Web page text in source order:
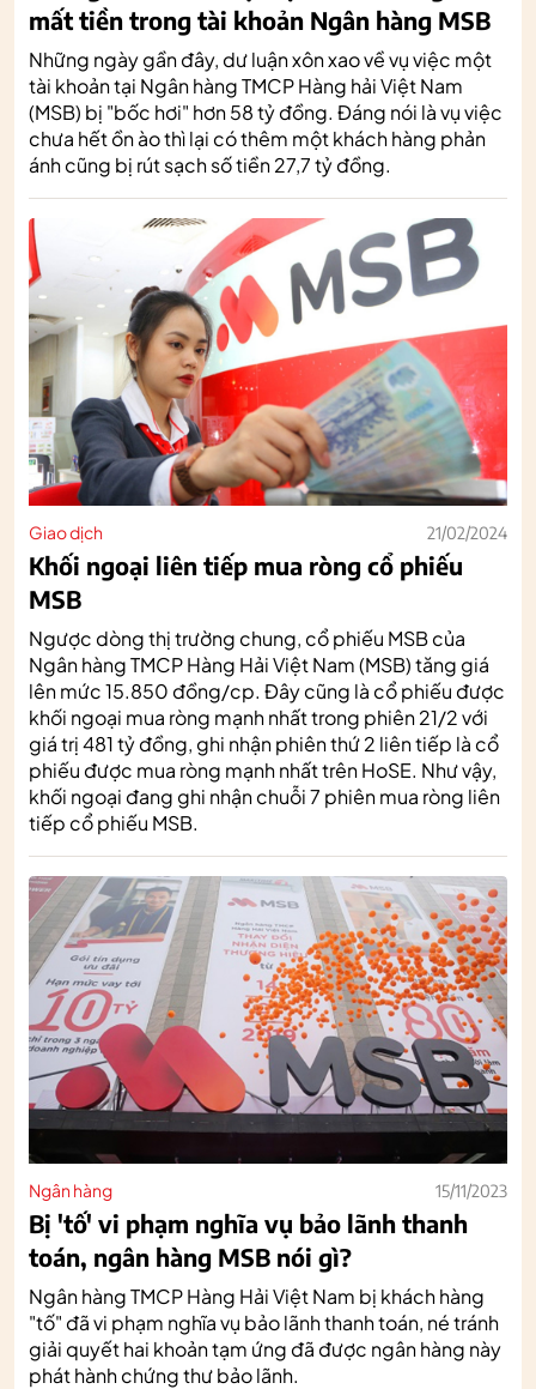
mất tiền trong tài khoản Ngân hàng MSB
Những ngày gần đây, dư luận xôn xao về vụ việc một
tài khoản tại Ngân hàng TMCP Hàng hải Việt Nam
(MSB) bị "bốc hơi" hơn 58 tỷ đồng. Đáng nói là vụ việc
chưa hết ồn ào thì lại có thêm một khách hàng phản
ánh cũng bị rút sạch số tiền 27,7 tỷ đồng.
Giao dịch 21/02/2024
Khối ngoại liên tiếp mua ròng cổ phiếu
MSB
Ngược dòng thị trường chung, cổ phiếu MSB của
Ngân hàng TMCP Hàng Hải Việt Nam (MSB) tăng giá
lên mức 15.850 đồng/cp. Đây cũng là cổ phiếu được
khối ngoại mua ròng mạnh nhất trong phiên 21/2 với
giá trị 481 tỷ đồng, ghi nhận phiên thứ 2 liên tiếp là cổ
phiếu được mua ròng mạnh nhất trên HoSE. Như vậy,
khối ngoại đang ghi nhận chuỗi 7 phiên mua ròng liên
tiếp cổ phiếu MSB.
Ngân hàng 15/11/2023
Bị 'tố' vi phạm nghĩa vụ bảo lãnh thanh
toán, ngân hàng MSB nói gì?
Ngân hàng TMCP Hàng Hải Việt Nam bị khách hàng
"tố" đã vi phạm nghĩa vụ bảo lãnh thanh toán, né tránh
giải quyết hai khoản tạm ứng đã được ngân hàng này
phát hành chứng thư bảo lãnh.